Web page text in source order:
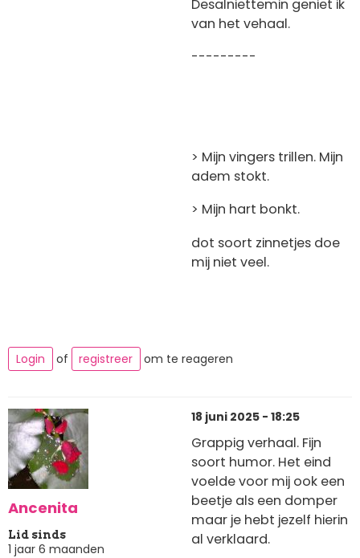
Desalniettemin geniet ik
van het vehaal.
---------
> Mijn vingers trillen. Mijn
adem stokt.
> Mijn hart bonkt.
dot soort zinnetjes doe
mij niet veel.
Login of registreer om te reageren
Ancenita
Lid sinds
1 jaar 6 maanden
18 juni 2025 - 18:25
Grappig verhaal. Fijn
soort humor. Het eind
voelde voor mij ook een
beetje als een domper
maar je hebt jezelf hierin
al verklaard.